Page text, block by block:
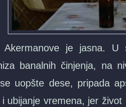
Akermanove je jasna.
banalnih činjenja, na
uopšte dese, pripada
ubijanje vremena, jer